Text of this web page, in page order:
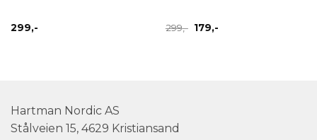
299,- 299,- Opprinnelig
179,-Nåværende
Hartman Nordic AS
Stålveien 15, 4629 Kristiansand